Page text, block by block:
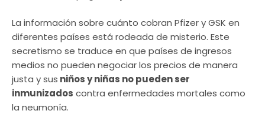
La información sobre cuánto cobran Pfizer y GSK en
diferentes países está rodeada de misterio. Este
secretismo se traduce en que países de ingresos
medios no pueden negociar los precios de manera
justa y sus niños y niñas no pueden ser
inmunizados contra enfermedades mortales como
la neumonía.